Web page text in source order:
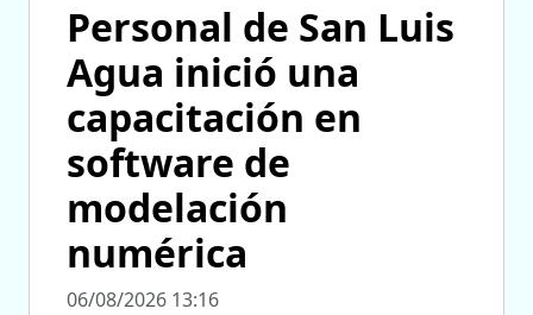
Personal de San Luis
Agua inició una
capacitación en
software de
modelación
numérica
06/08/2026 13:16